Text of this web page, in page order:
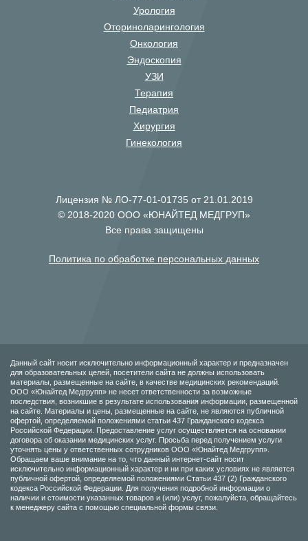
Урология
Оториноларингология
Онкология
Эндоскопия
УЗИ
Терапия
Педиатрия
Хирургия
Гинекология
Лицензия № ЛО-77-01-01735 от 21.01.2019
© 2018-2020 ООО «ЮНАЙТЕД МЕДГРУП»
Все права защищены
Политика по обработке персональных данных
Данный сайт носит исключительно информационный характер и предназначен
для образовательных целей, посетители сайта не должны использовать
материалы, размещенные на сайте, в качестве медицинских рекомендаций.
ООО «Юнайтед Медгрупп» не несет ответственности за возможные
последствия, возникшие в результате использования информации, размещенной
на сайте. Материалы и цены, размещенные на сайте, не являются публичной
офертой, определяемой положениями статьи 437 Гражданского кодекса
Российской Федерации. Предоставление услуг осуществляется на основании
договора об оказании медицинских услуг. Просьба перед получением услуги
уточнять цены у ответственных сотрудников ООО «Юнайтед Медгрупп».
Обращаем ваше внимание на то, что данный интернет-сайт носит
исключительно информационный характер и ни при каких условиях не является
публичной офертой, определяемой положениями Статьи 437 (2) Гражданского
кодекса Российской Федерации. Для получения подробной информации о
наличии и стоимости указанных товаров и (или) услуг, пожалуйста, обращайтесь
к менеджеру сайта с помощью специальной формы связи.